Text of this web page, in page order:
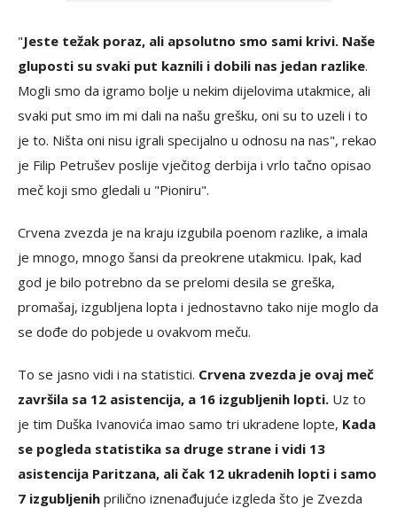
"Jeste težak poraz, ali apsolutno smo sami krivi. Naše
gluposti su svaki put kaznili i dobili nas jedan razlike.
Mogli smo da igramo bolje u nekim dijelovima utakmice, ali
svaki put smo im mi dali na našu grešku, oni su to uzeli i to
je to. Ništa oni nisu igrali specijalno u odnosu na nas", rekao
je Filip Petrušev poslije vječitog derbija i vrlo tačno opisao
meč koji smo gledali u "Pioniru".
Crvena zvezda je na kraju izgubila poenom razlike, a imala
je mnogo, mnogo šansi da preokrene utakmicu. Ipak, kad
god je bilo potrebno da se prelomi desila se greška,
promašaj, izgubljena lopta i jednostavno tako nije moglo da
se dođe do pobjede u ovakvom meču.
To se jasno vidi i na statistici. Crvena zvezda je ovaj meč
završila sa 12 asistencija, a 16 izgubljenih lopti. Uz to
je tim Duška Ivanovića imao samo tri ukradene lopte, Kada
se pogleda statistika sa druge strane i vidi 13
asistencija Paritzana, ali čak 12 ukradenih lopti i samo
7 izgubljenih prilično iznenađujuće izgleda što je Zvezda